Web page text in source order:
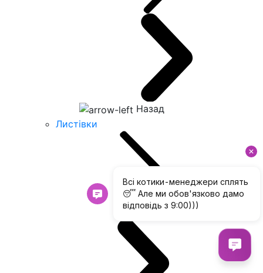
Назад
Листівки